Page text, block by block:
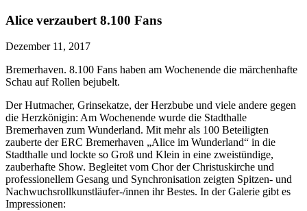
Alice verzaubert 8.100 Fans
Dezember 11, 2017
Bremerhaven. 8.100 Fans haben am Wochenende die märchenhafte
Schau auf Rollen bejubelt.
Der Hutmacher, Grinsekatze, der Herzbube und viele andere gegen
die Herzkönigin: Am Wochenende wurde die Stadthalle
Bremerhaven zum Wunderland. Mit mehr als 100 Beteiligten
zauberte der ERC Bremerhaven „Alice im Wunderland“ in die
Stadthalle und lockte so Groß und Klein in eine zweistündige,
zauberhafte Show. Begleitet vom Chor der Christuskirche und
professionellem Gesang und Synchronisation zeigten Spitzen- und
Nachwuchsrollkunstläufer-/innen ihr Bestes. In der Galerie gibt es
Impressionen: